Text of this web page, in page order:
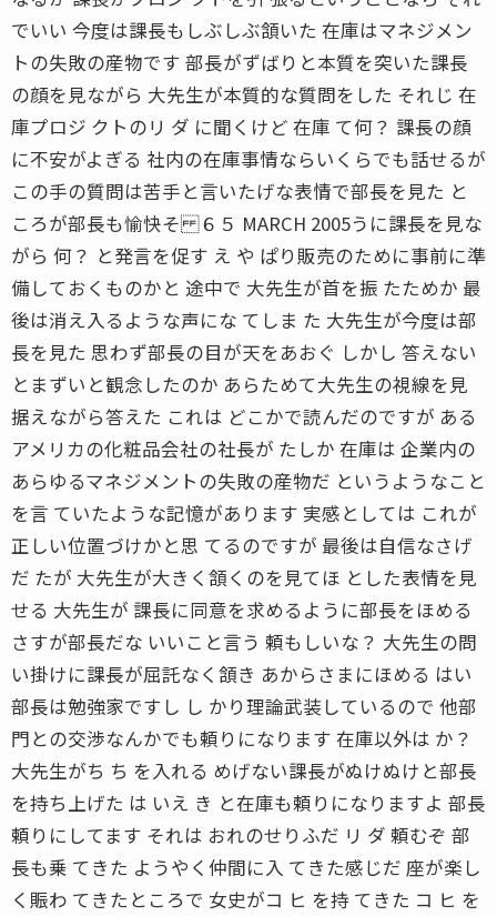
でいい 今度は課長もしぶしぶ頷いた 在庫はマネジメン
トの失敗の産物です 部長がずばりと本質を突いた課長
の顔を見ながら 大先生が本質的な質問をした それじ 在
庫プロジ クトのリ ダ に聞くけど 在庫 て何？ 課長の顔
に不安がよぎる 社内の在庫事情ならいくらでも話せるが
この手の質問は苦手と言いたげな表情で部長を見た と
ころが部長も愉快そ ６５ MARCH 2005うに課長を見な
がら 何？ と発言を促す え や ぱり販売のために事前に準
備しておくものかと 途中で 大先生が首を振 たためか 最
後は消え入るような声にな てしま た 大先生が今度は部
長を見た 思わず部長の目が天をあおぐ しかし 答えない
とまずいと観念したのか あらためて大先生の視線を見
据えながら答えた これは どこかで読んだのですが ある
アメリカの化粧品会社の社長が たしか 在庫は 企業内の
あらゆるマネジメントの失敗の産物だ というようなこと
を言 ていたような記憶があります 実感としては これが
正しい位置づけかと思 てるのですが 最後は自信なさげ
だ たが 大先生が大きく頷くのを見てほ とした表情を見
せる 大先生が 課長に同意を求めるように部長をほめる
さすが部長だな いいこと言う 頼もしいな？ 大先生の問
い掛けに課長が屈託なく頷き あからさまにほめる はい
部長は勉強家ですし し かり理論武装しているので 他部
門との交渉なんかでも頼りになります 在庫以外は か？
大先生がち ち を入れる めげない課長がぬけぬけと部長
を持ち上げた は いえ き と在庫も頼りになりますよ 部長
頼りにしてます それは おれのせりふだ リ ダ 頼むぞ 部
長も乗 てきた ようやく仲間に入 てきた感じだ 座が楽し
く賑わ てきたところで 女史がコ ヒ を持 てきた コ ヒ を